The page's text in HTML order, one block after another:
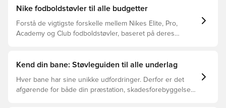
Nike fodboldstøvler til alle budgetter
Forstå de vigtigste forskelle mellem Nikes Elite, Pro,
Academy og Club fodboldstøvler, baseret på deres
Kend din bane: Støvleguiden til alle underlag
Hver bane har sine unikke udfordringer. Derfor er det
afgørende for både din præstation, skadesforebyggelse